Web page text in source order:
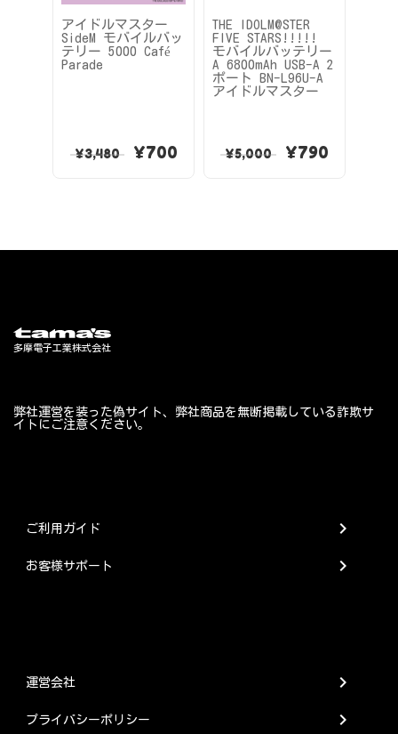
アイドルマスター
SideM モバイルバッ
テリー 5000 Café
Parade
¥3,480 ¥700
THE IDOLM@STER
FIVE STARS!!!!!
モバイルバッテリー
A 6800mAh USB-A 2
ポート BN-L96U-A
アイドルマスター
¥5,000 ¥790
弊社運営を装った偽サイト、弊社商品を無断掲載している詐欺サ
イトにご注意ください。
ご利用ガイド chevron_right
お客様サポート chevron_right
運営会社 chevron_right
プライバシーポリシー chevron_right